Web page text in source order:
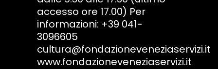
accesso ore 17.00) Per
informazioni: +39 041-
3096605
cultura@fondazioneveneziaservizi.it
www.fondazioneveneziaservizi.it